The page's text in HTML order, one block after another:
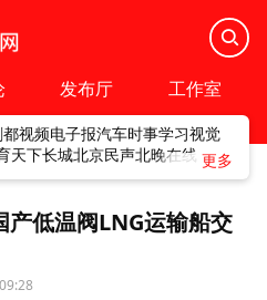
发布厅 工作室
都视频电子报汽车时事学习视觉
天下长城北京民声北晚在线
低温阀LNG运输船交